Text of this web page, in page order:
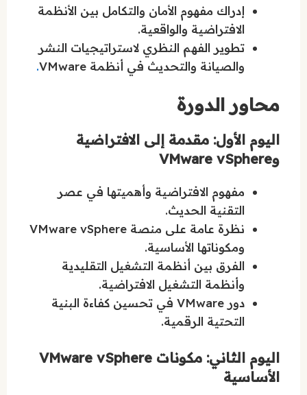
إدراك مفهوم الأمان والتكامل بين الأنظمة
الافتراضية والواقعية.
تطوير الفهم النظري لاستراتيجيات النشر
والصيانة والتحديث في أنظمة VMware
.
محاور الدورة
اليوم الأول: مقدمة إلى الافتراضية
وVMware vSphere
مفهوم الافتراضية وأهميتها في عصر
التقنية الحديث.
نظرة عامة على منصة VMware vSphere
ومكوناتها الأساسية.
الفرق بين أنظمة التشغيل التقليدية
وأنظمة التشغيل الافتراضية.
دور VMware في تحسين كفاءة البنية
التحتية الرقمية.
اليوم الثاني: مكونات VMware vSphere
الأساسية